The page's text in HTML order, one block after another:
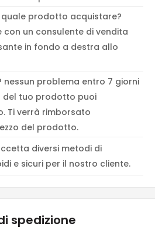
quale prodotto acquistare?
con un consulente di vendita
in fondo a destra allo
nessun problema entro 7 giorni
del tuo prodotto puoi
Ti verrà rimborsato
del prodotto.
diversi metodi di
e sicuri per il nostro cliente.
spedizione